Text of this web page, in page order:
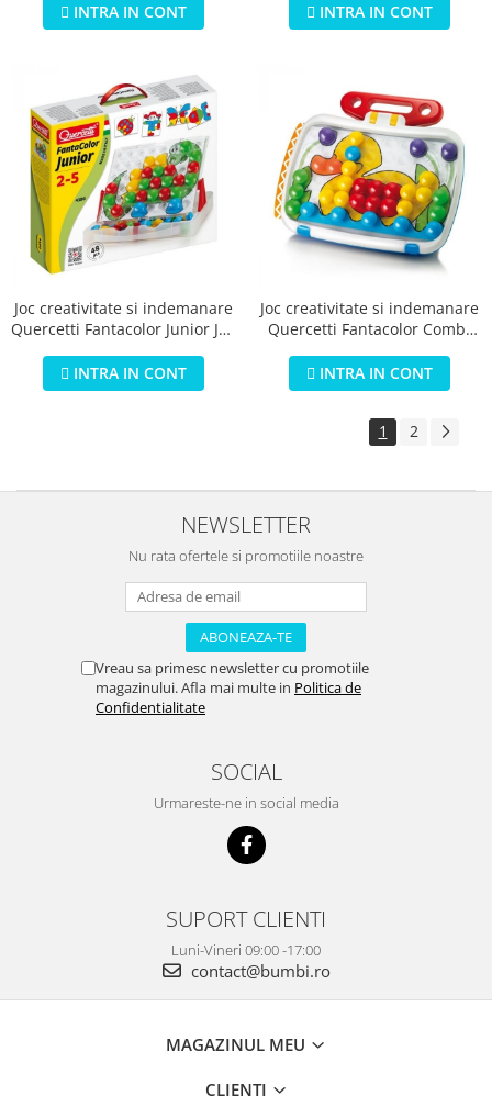
INTRA IN CONT INTRA IN CONT
Joc creativitate si indemanare
Quercetti Fantacolor Junior Joc
INTRA IN CONT
Joc creativitate si indemanare
Quercetti Fantacolor Combi
desen 60 piese
INTRA IN CONT
1 2
NEWSLETTER
Nu rata ofertele si promotiile noastre
Vreau sa primesc newsletter cu promotiile
magazinului. Afla mai multe in Politica de
Confidentialitate
SOCIAL
Urmareste-ne in social media
SUPORT CLIENTI
Luni-Vineri 09:00 -17:00
contact@bumbi.ro
MAGAZINUL MEU
CLIENTI